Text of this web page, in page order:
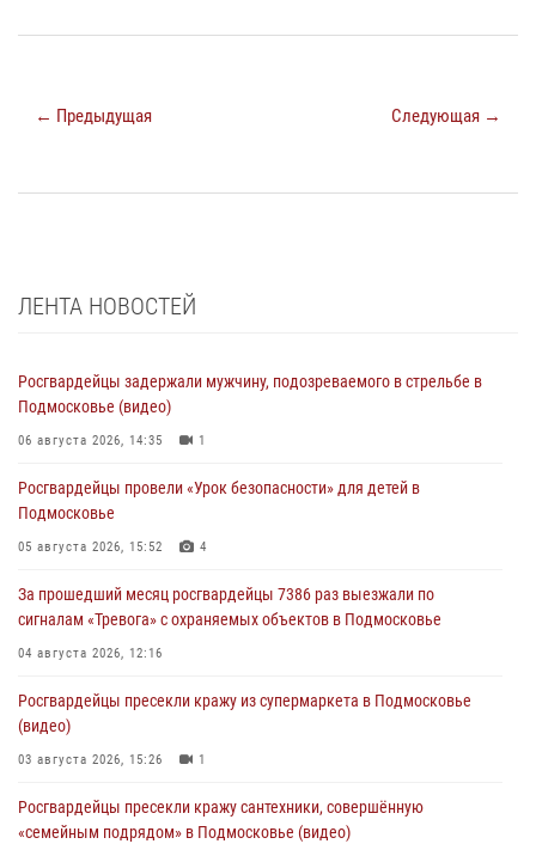
← Предыдущая Следующая →
ЛЕНТА НОВОСТЕЙ
Росгвардейцы задержали мужчину, подозреваемого в стрельбе в
Подмосковье (видео)
06 августа 2026, 14:35 1
Росгвардейцы провели «Урок безопасности» для детей в
Подмосковье
05 августа 2026, 15:52 4
За прошедший месяц росгвардейцы 7386 раз выезжали по
сигналам «Тревога» с охраняемых объектов в Подмосковье
04 августа 2026, 12:16
Росгвардейцы пресекли кражу из супермаркета в Подмосковье
(видео)
03 августа 2026, 15:26 1
Росгвардейцы пресекли кражу сантехники, совершённую
«семейным подрядом» в Подмосковье (видео)